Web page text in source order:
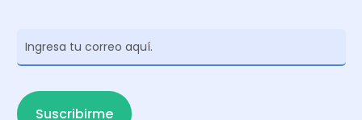
Suscribirme